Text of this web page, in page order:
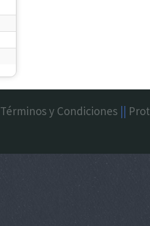
Términos y Condiciones ||